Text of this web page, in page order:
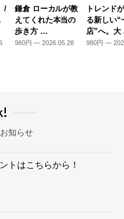
/
鎌倉 ローカルが教
えてくれた本当の
歩き方 …
960円 — 2026.05.28
トレンド
る新しい“
店”へ。
980円 —
知らせ
トはこちらから！